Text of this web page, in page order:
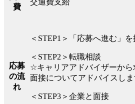
費
応募
の流
れ
＜STEP1＞「応募へ進む」を
＜STEP2＞転職相談
☆キャリアアドバイザーから
面接についてアドバイスしま
＜STEP3＞企業と面接